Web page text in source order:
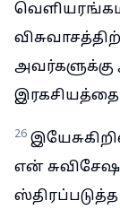
அவர்களுக்கு
இரகசியத்தை
26
என்